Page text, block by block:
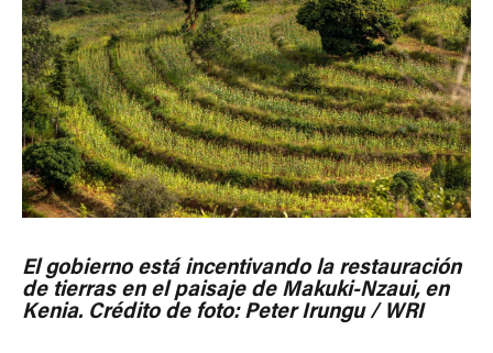
El gobierno está incentivando la restauración
de tierras en el paisaje de Makuki-Nzaui, en
Kenia. Crédito de foto: Peter Irungu / WRI